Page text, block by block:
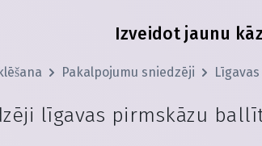
Izveidot jaunu
Pakalpojumu sniedzēji
līgavas pirmskāzu